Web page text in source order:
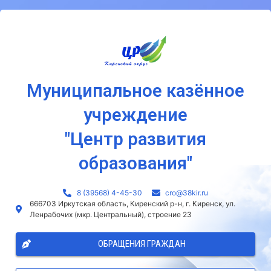
Муниципальное казённое
учреждение
"Центр развития
образования"
8 (39568) 4-45-30
сro@38kir.ru
666703 Иркутская область, Киренский р-н, г. Киренск, ул.
Ленрабочих (мкр. Центральный), строение 23
ОБРАЩЕНИЯ ГРАЖДАН